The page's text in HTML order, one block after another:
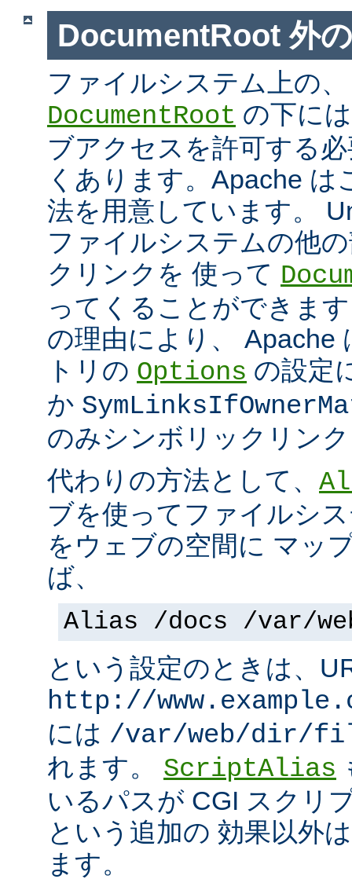
DocumentRoot 外
ファイルシステム上の
DocumentRoot の下に
ブアクセスを許可する
くあります。Apache は
法を用意しています。
ファイルシステムの他
クリンクを 使って
ってくることができま
の理由により、 Apache
トリの Options の設定
か
のみシンボリックリン
代わりの方法として、
ブを使ってファイルシ
をウェブの空間に マッ
ば、
Alias /docs /var/
という設定のときは、
http://
には /var/web/dir/
れます。 ScriptAlias
いるパスが CGI スクリ
という追加の 効果以外
ます。